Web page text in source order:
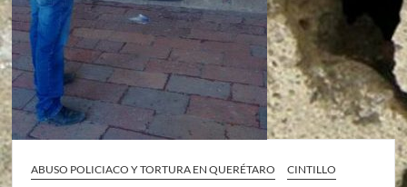
ABUSO POLICIACO Y TORTURA EN QUERÉTARO
CINTILLO